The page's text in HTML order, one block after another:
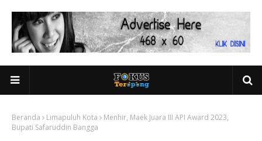
Beranda Limapuluh Kota
Menhir, Maek Juara III API Award 2023,
Bupati Safaruddin Bangga